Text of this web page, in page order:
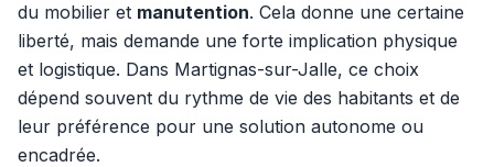
du mobilier et manutention. Cela donne une certaine
liberté, mais demande une forte implication physique
et logistique. Dans Martignas-sur-Jalle, ce choix
dépend souvent du rythme de vie des habitants et de
leur préférence pour une solution autonome ou
encadrée.